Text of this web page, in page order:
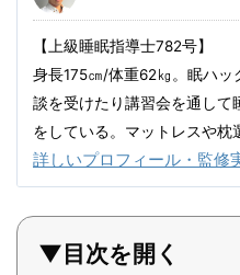
【上級睡眠指導士782号】
身長175㎝/体重62㎏。眠ハ
談を受けたり講習会を通して
をしている。マットレスや枕
詳しいプロフィール・監修
▼目次を開く